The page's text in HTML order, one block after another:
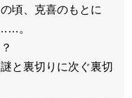
頃、克喜のもとに
。
と裏切りに次ぐ裏切